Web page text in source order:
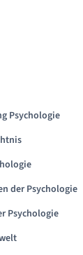
Psychologie
der Psychologie
Psychologie